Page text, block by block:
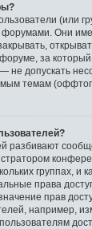
(или
Они
за
не допускать
темам
разбивают
группах, и
права
прав
например,